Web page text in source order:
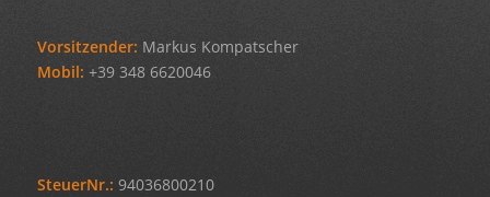
Vorsitzender: Markus Kompatscher
Mobil: +39 348 6620046
SteuerNr.: 94036800210